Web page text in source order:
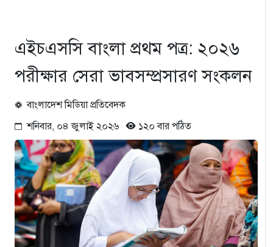
এইচএসসি বাংলা প্রথম পত্র: ২০২৬
পরীক্ষার সেরা ভাবসম্প্রসারণ সংকলন
বাংলাদেশ মিডিয়া প্রতিবেদক
শনিবার, ০৪ জুলাই ২০২৬
১২০ বার পঠিত